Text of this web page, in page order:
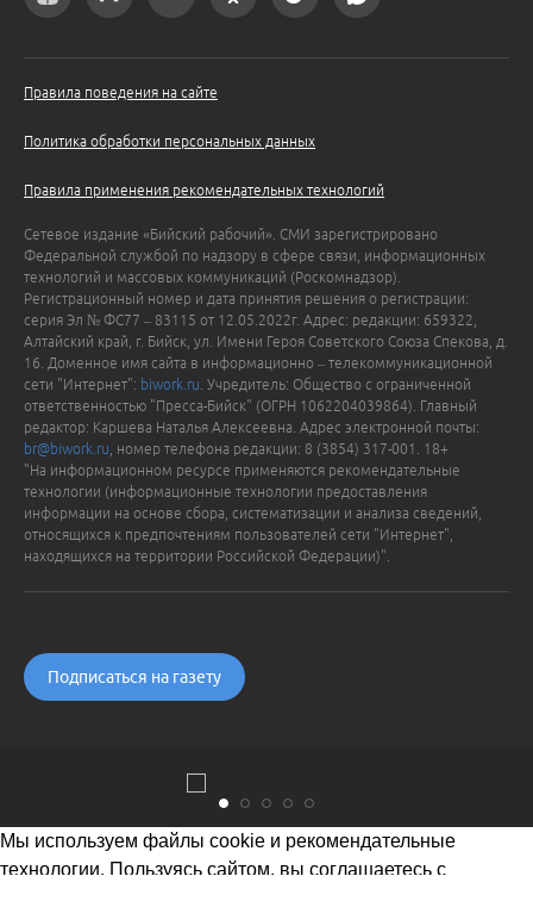
Правила поведения на сайте
Политика обработки персональных данных
Правила применения рекомендательных технологий
Сетевое издание «Бийский рабочий». СМИ зарегистрировано
Федеральной службой по надзору в сфере связи, информационных
технологий и массовых коммуникаций (Роскомнадзор).
Регистрационный номер и дата принятия решения о регистрации:
серия Эл № ФС77 – 83115 от 12.05.2022г. Адрес: редакции: 659322,
Алтайский край, г. Бийск, ул. Имени Героя Советского Союза Спекова, д.
16. Доменное имя сайта в информационно – телекоммуникационной
сети "Интернет": biwork.ru . Учредитель: Общество с ограниченной
ответственностью "Пресса-Бийск" (ОГРН 1062204039864). Главный
редактор: Каршева Наталья Алексеевна. Адрес электронной почты:
br@biwork.ru , номер телефона редакции: 8 (3854) 317-001. 18+
"На информационном ресурсе применяются рекомендательные
технологии (информационные технологии предоставления
информации на основе сбора, систематизации и анализа сведений,
относящихся к предпочтениям пользователей сети "Интернет",
находящихся на территории Российской Федерации)".
Подписаться на газету
Мы используем файлы cookie и рекомендательные
технологии. Пользуясь сайтом, вы соглашаетесь с